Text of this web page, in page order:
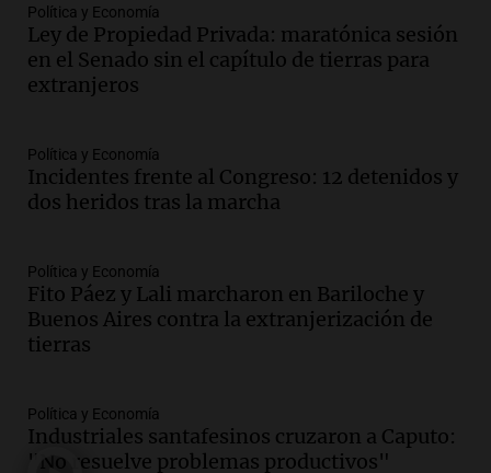
sea, va a ser lindo”
La Cadena del Gol
Episodios
Audio.Débora Blanca, psicóloga experta
mano es muy peligroso”
La Argentina, hoy
Episodios
sobre los parques educativos
Amamos Argentina
Episodios
Audio.
durante la primavera
Informados al regreso
Episodios
Política y Economía
Ley de Propiedad Privada: maratónica sesión
en el Senado sin el capítulo de tierras para
extranjeros
Política y Economía
Incidentes frente al Congreso: 12 detenidos y
dos heridos tras la marcha
Política y Economía
Fito Páez y Lali marcharon en Bariloche y
Buenos Aires contra la extranjerización de
tierras
Política y Economía
Industriales santafesinos cruzaron a Caputo:
"No resuelve problemas productivos"